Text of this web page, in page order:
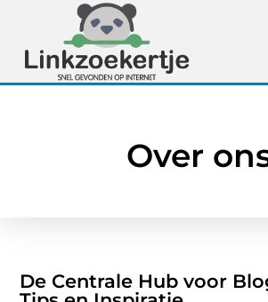
Over
De Centrale Hub voor